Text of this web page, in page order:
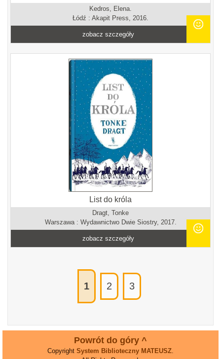
Kedros, Elena.
Łódź : Akapit Press, 2016.
zobacz szczegóły
List do króla
Dragt, Tonke
Warszawa : Wydawnictwo Dwie Siostry, 2017.
zobacz szczegóły
1 2 3
Powrót do góry ^
Copyright System Biblioteczny MATEUSZ